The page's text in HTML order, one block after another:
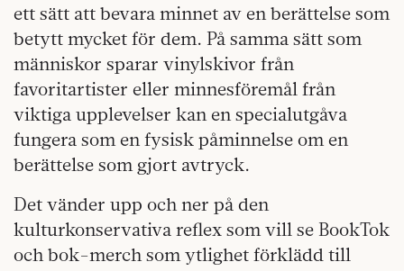
ett sätt att bevara minnet av en berättelse som
betytt mycket för dem. På samma sätt som
människor sparar vinylskivor från
favoritartister eller minnesföremål från
viktiga upplevelser kan en specialutgåva
fungera som en fysisk påminnelse om en
berättelse som gjort avtryck.
Det vänder upp och ner på den
kulturkonservativa reflex som vill se BookTok
och bok-merch som ytlighet förklädd till